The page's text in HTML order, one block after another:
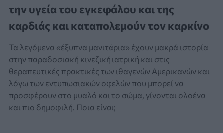
την υγεία του εγκεφάλου και της
καρδιάς και καταπολεμούν τον καρκίνο
Τα λεγόμενα «έξυπνα μανιτάρια» έχουν μακρά ιστορία
στην παραδοσιακή κινεζική ιατρική και στις
θεραπευτικές πρακτικές των ιθαγενών Αμερικανών και
λόγω των εντυπωσιακών οφελών που μπορεί να
προσφέρουν στο μυαλό και το σώμα, γίνονται ολοένα
και πιο δημοφιλή. Ποια είναι;